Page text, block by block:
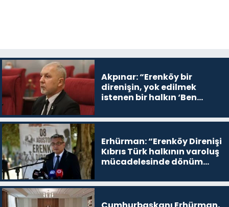
Akpınar: “Erenköy bir
direnişin, yok edilmek
istenen bir halkın ‘Ben
devam edeceğim’ dediği
Erhürman: “Erenköy Direnişi
Kıbrıs Türk halkının varoluş
mücadelesinde dönüm